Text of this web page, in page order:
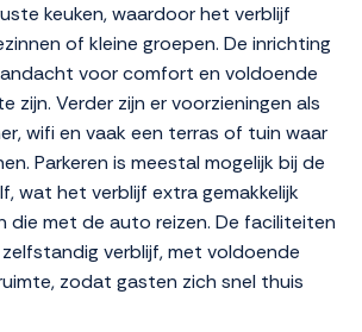
keuken, waardoor het verblijf
of kleine groepen. De inrichting
voor comfort en voldoende
zijn. Verder zijn er voorzieningen als
wifi en vaak een terras of tuin waar
Parkeren is meestal mogelijk bij de
wat het verblijf extra gemakkelijk
die met de auto reizen. De faciliteiten
verblijf, met voldoende
zodat gasten zich snel thuis